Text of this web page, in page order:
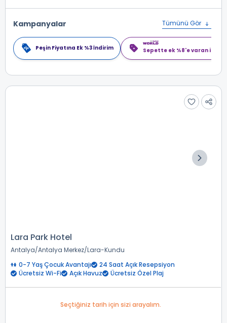
Kampanyalar Tümünü Gör
Peşin Fiyatına Ek %3 İndirim Sepette ek %8'e varan
Lara Park Hotel
Antalya Antalya Merkez Lara-Kundu
0-7 Yaş Çocuk Avantajı
24 Saat Açık Resepsiyon
Ücretsiz Wi-Fi
Açık Havuz Ücretsiz Özel Plaj
Seçtiğiniz tarih için sizi arayalım.